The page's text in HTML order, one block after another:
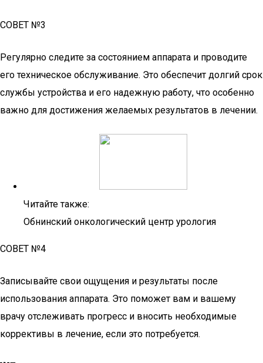
СОВЕТ №3
Регулярно следите за состоянием аппарата и проводите
его техническое обслуживание. Это обеспечит долгий срок
службы устройства и его надежную работу, что особенно
важно для достижения желаемых результатов в лечении.
Читайте также:
Обнинский онкологический центр урология
СОВЕТ №4
Записывайте свои ощущения и результаты после
использования аппарата. Это поможет вам и вашему
врачу отслеживать прогресс и вносить необходимые
коррективы в лечение, если это потребуется.